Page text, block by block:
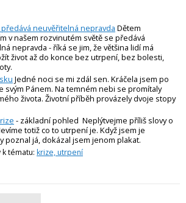
neuvěřitelná nepravda Dětem
v našem rozvinutém světě se předává
nepravda - říká se jim, že většina lidí má
život až do konce bez utrpení, bez bolesti,
Jedné noci se mi zdál sen. Kráčela jsem po
svým Pánem. Na temném nebi se promítaly
života. Životní příběh provázely dvoje stopy
- základní pohled Neplýtvejme příliš slovy o
totiž co to utrpení je. Když jsem je
poznal já, dokázal jsem jenom plakat.
k tématu: krize, utrpení